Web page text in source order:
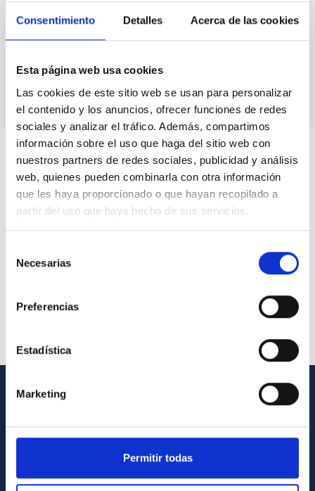
Consentimiento Detalles Acerca de las cookies
Esta página web usa cookies
Las cookies de este sitio web se usan para personalizar
el contenido y los anuncios, ofrecer funciones de redes
sociales y analizar el tráfico. Además, compartimos
información sobre el uso que haga del sitio web con
nuestros partners de redes sociales, publicidad y análisis
web, quienes pueden combinarla con otra información
que les haya proporcionado o que hayan recopilado a
partir del uso que haya hecho de sus servicios.
Necesarias
Preferencias
Estadística
Marketing
Permitir todas
Contacto
Directorio de personal